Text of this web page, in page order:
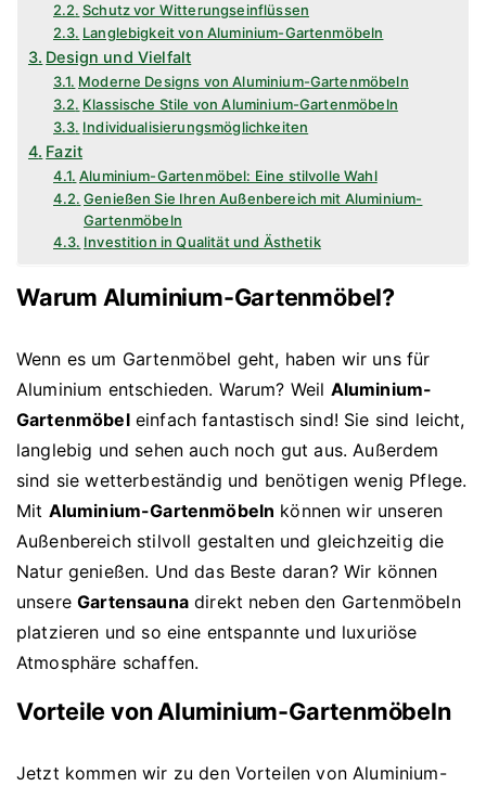
Schutz vor Witterungseinflüssen
Langlebigkeit von Aluminium-Gartenmöbeln
Design und Vielfalt
Moderne Designs von Aluminium-Gartenmöbeln
Klassische Stile von Aluminium-Gartenmöbeln
Individualisierungsmöglichkeiten
Fazit
Aluminium-Gartenmöbel: Eine stilvolle Wahl
Genießen Sie Ihren Außenbereich mit Aluminium-
Gartenmöbeln
Investition in Qualität und Ästhetik
Warum Aluminium-Gartenmöbel?
Wenn es um Gartenmöbel geht, haben wir uns für
Aluminium entschieden. Warum? Weil Aluminium-
Gartenmöbeleinfach fantastisch sind! Sie sind leicht,
langlebig und sehen auch noch gut aus. Außerdem
sind sie wetterbeständig und benötigen wenig Pflege.
Mit Aluminium-Gartenmöbeln können wir unseren
Außenbereich stilvoll gestalten und gleichzeitig die
Natur genießen. Und das Beste daran? Wir können
unsereGartensaunadirekt neben den Gartenmöbeln
platzieren und so eine entspannte und luxuriöse
Atmosphäre schaffen.
Vorteile von Aluminium-Gartenmöbeln
Jetzt kommen wir zu den Vorteilen von Aluminium-